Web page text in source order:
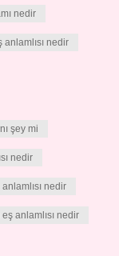
nedir
nedir
şey mi
nedir
nedir
anlamlısı nedir